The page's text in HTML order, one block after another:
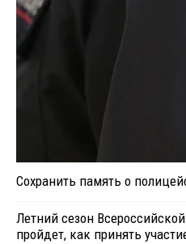
Сохранить память о
Летний сезон
пройдет, как принять